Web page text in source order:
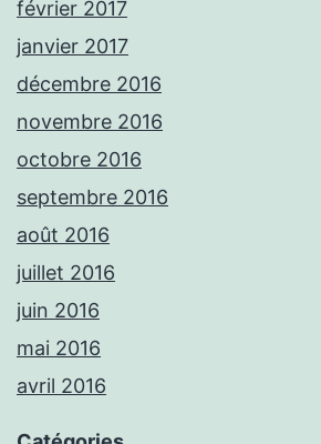
février 2017
janvier 2017
décembre 2016
novembre 2016
octobre 2016
septembre 2016
août 2016
juillet 2016
juin 2016
mai 2016
avril 2016